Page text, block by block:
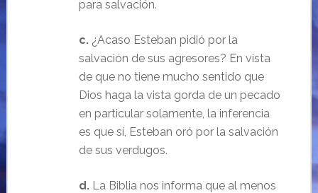
para salvación.
c.¿Acaso Esteban pidió por la
salvación de sus agresores? En vista
de que no tiene mucho sentido que
Dios haga la vista gorda de un pecado
en particular solamente, la inferencia
es que sí, Esteban oró por la salvación
de sus verdugos.
d.La Biblia nos informa que al menos